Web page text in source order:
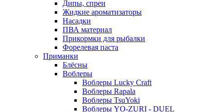
Дипы, спреи
Жидкие ароматизаторы
Насадки
ПВА материал
Прикормки для рыбалки
Форелевая паста
Приманки
Блёсны
Воблеры
Воблеры Lucky Craft
Воблеры Rapala
Воблеры TsuYoki
Воблеры YO-ZURI - DUEL